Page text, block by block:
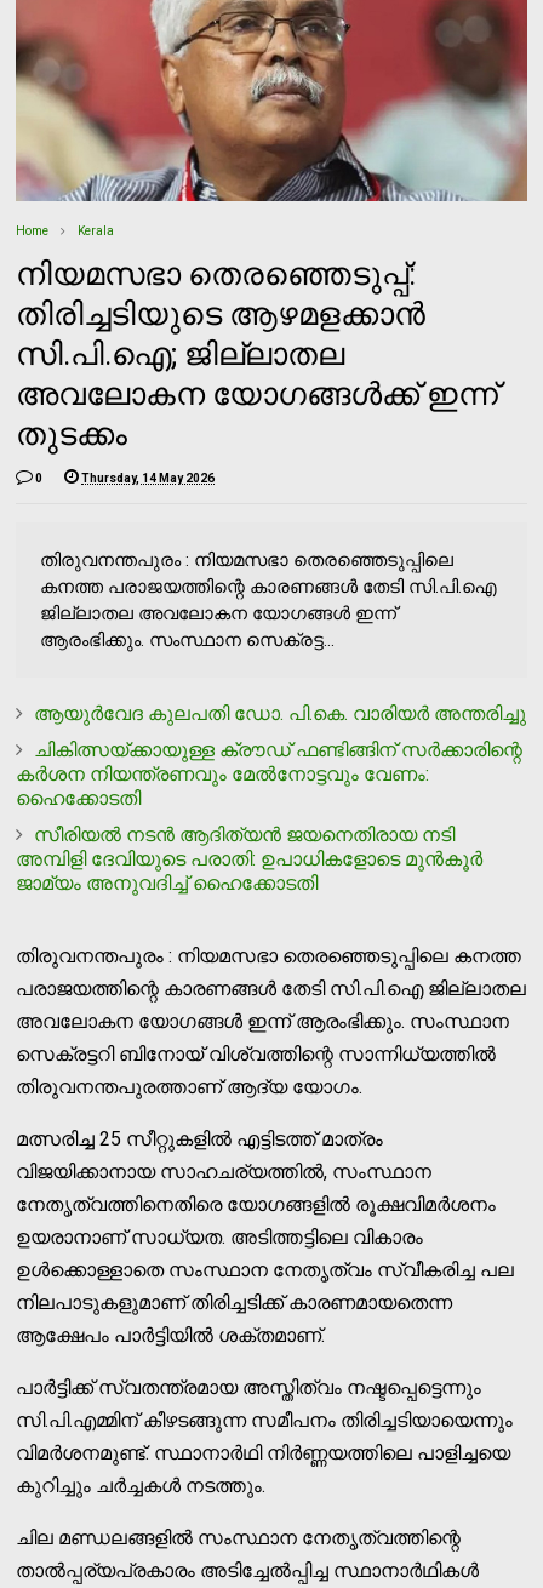
Home Kerala
നിയമസഭാ തെരഞ്ഞെടുപ്പ്:
തിരിച്ചടിയുടെ ആഴമളക്കാൻ
സി.പി.ഐ; ജില്ലാതല
അവലോകന യോഗങ്ങൾക്ക് ഇന്ന്
തുടക്കം
0 Thursday, 14 May 2026
തിരുവനന്തപുരം : നിയമസഭാ തെരഞ്ഞെടുപ്പിലെ
കനത്ത പരാജയത്തിന്റെ കാരണങ്ങൾ തേടി സി.പി.ഐ
ജില്ലാതല അവലോകന യോഗങ്ങൾ ഇന്ന്
ആരംഭിക്കും. സംസ്ഥാന സെക്രട്ട...
ആയുര്‍വേദ കുലപതി ഡോ. പി.കെ. വാരിയര്‍ അന്തരിച്ചു
ചികിത്സയ്ക്കായുള്ള ക്രൗഡ് ഫണ്ടിങ്ങിന് സര്‍ക്കാരിന്റെ
കര്‍ശന നിയന്ത്രണവും മേല്‍നോട്ടവും വേണം:
ഹൈക്കോടതി
സീരിയല്‍ നടന്‍ ആദിത്യന്‍ ജയനെതിരായ നടി
അമ്പിളി ദേവിയുടെ പരാതി: ഉപാധികളോടെ മുന്‍കൂര്‍
ജാമ്യം അനുവദിച്ച് ഹൈക്കോടതി
തിരുവനന്തപുരം : നിയമസഭാ തെരഞ്ഞെടുപ്പിലെ കനത്ത
പരാജയത്തിന്റെ കാരണങ്ങൾ തേടി സി.പി.ഐ ജില്ലാതല
അവലോകന യോഗങ്ങൾ ഇന്ന് ആരംഭിക്കും. സംസ്ഥാന
സെക്രട്ടറി ബിനോയ് വിശ്വത്തിന്റെ സാന്നിധ്യത്തിൽ
തിരുവനന്തപുരത്താണ് ആദ്യ യോഗം.
മത്സരിച്ച 25 സീറ്റുകളിൽ എട്ടിടത്ത് മാത്രം
വിജയിക്കാനായ സാഹചര്യത്തിൽ, സംസ്ഥാന
നേതൃത്വത്തിനെതിരെ യോഗങ്ങളിൽ രൂക്ഷവിമർശനം
ഉയരാനാണ് സാധ്യത. അടിത്തട്ടിലെ വികാരം
ഉൾക്കൊള്ളാതെ സംസ്ഥാന നേതൃത്വം സ്വീകരിച്ച പല
നിലപാടുകളുമാണ് തിരിച്ചടിക്ക് കാരണമായതെന്ന
ആക്ഷേപം പാർട്ടിയിൽ ശക്തമാണ്.
പാർട്ടിക്ക് സ്വതന്ത്രമായ അസ്തിത്വം നഷ്ടപ്പെട്ടെന്നും
സി.പി.എമ്മിന് കീഴടങ്ങുന്ന സമീപനം തിരിച്ചടിയായെന്നും
വിമർശനമുണ്ട്. സ്ഥാനാർഥി നിർണ്ണയത്തിലെ പാളിച്ചയെ
കുറിച്ചും ചർച്ചകൾ നടത്തും.
ചില മണ്ഡലങ്ങളിൽ സംസ്ഥാന നേതൃത്വത്തിന്റെ
താൽപ്പര്യപ്രകാരം അടിച്ചേൽപ്പിച്ച സ്ഥാനാർഥികൾ